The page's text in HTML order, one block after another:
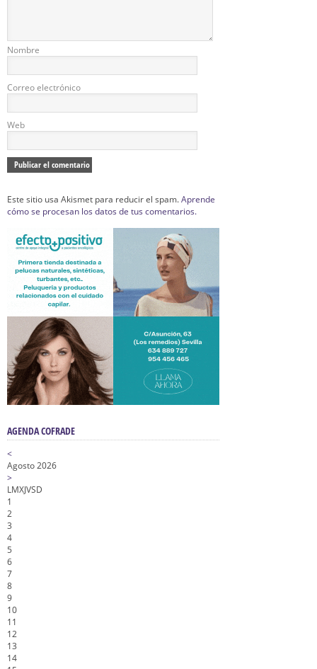
Nombre
Correo electrónico
Web
Este sitio usa Akismet para reducir el spam.Aprende
cómo se procesan los datos de tus comentarios.
AGENDA COFRADE
<
Agosto 2026
>
LMXJVSD
1
2
3
4
5
6
7
8
9
10
11
12
13
14